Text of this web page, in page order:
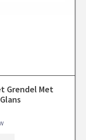
Grendel Met